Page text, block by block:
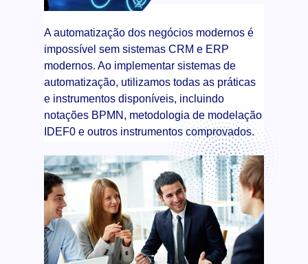
A automatização dos negócios modernos é
impossível sem sistemas CRM e ERP
modernos. Ao implementar sistemas de
automatização, utilizamos todas as práticas
e instrumentos disponíveis, incluindo
notações BPMN, metodologia de modelação
IDEF0 e outros instrumentos comprovados.